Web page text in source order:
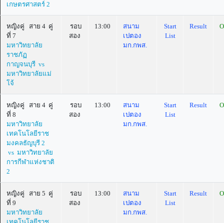
เกษตรศาสตร์ 2
หญิงคู่ สาย 4 คู่
ที่ 7
มหาวิทยาลัย
ราชภัฏ
กาญจนบุรี vs
มหาวิทยาลัยแม่
โจ้
รอบ
สอง
13:00
สนาม
เปตอง
มก.กพส.
Start
List
Result
หญิงคู่ สาย 4 คู่
ที่ 8
มหาวิทยาลัย
เทคโนโลยีราช
มงคลธัญบุรี 2
vs มหาวิทยาลัย
การกีฬาแห่งชาติ
2
รอบ
สอง
13:00
สนาม
เปตอง
มก.กพส.
Start
List
Result
หญิงคู่ สาย 5 คู่
ที่ 9
มหาวิทยาลัย
รอบ
สอง
13:00
สนาม
เปตอง
มก.กพส.
Start
List
Result